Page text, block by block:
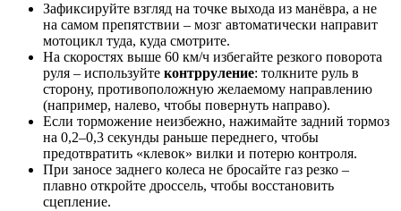
Зафиксируйте взгляд на точке выхода из манёвра, а не
на самом препятствии – мозг автоматически направит
мотоцикл туда, куда смотрите.
На скоростях выше 60 км/ч избегайте резкого поворота
руля – используйте контрруление: толкните руль в
сторону, противоположную желаемому направлению
(например, налево, чтобы повернуть направо).
Если торможение неизбежно, нажимайте задний тормоз
на 0,2–0,3 секунды раньше переднего, чтобы
предотвратить «клевок» вилки и потерю контроля.
При заносе заднего колеса не бросайте газ резко –
плавно откройте дроссель, чтобы восстановить
сцепление.